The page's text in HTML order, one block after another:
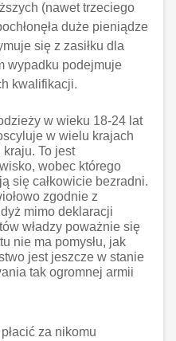
(nawet trzeciego
duże pieniądze
się z zasiłku dla
wypadku podejmuje
kwalifikacji.
w wieku 18-24 lat
w wielu krajach
To jest
wobec którego
się całkowicie bezradni.
zgodnie z
mimo deklaracji
władzy poważnie się
nie ma pomysłu, jak
jest jeszcze w stanie
tak ogromnej armii
za nikomu